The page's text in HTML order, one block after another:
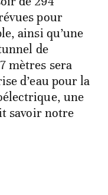
pour
ainsi qu’une
de
mètres sera
d’eau pour la
une
savoir notre